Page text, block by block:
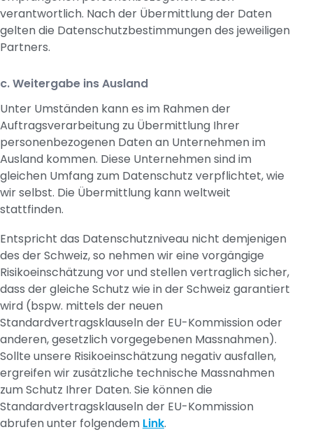
verantwortlich. Nach der Übermittlung der Daten
gelten die Datenschutzbestimmungen des jeweiligen
Partners.
c. Weitergabe ins Ausland
Unter Umständen kann es im Rahmen der
Auftragsverarbeitung zu Übermittlung Ihrer
personenbezogenen Daten an Unternehmen im
Ausland kommen. Diese Unternehmen sind im
gleichen Umfang zum Datenschutz verpflichtet, wie
wir selbst. Die Übermittlung kann weltweit
stattfinden.
Entspricht das Datenschutzniveau nicht demjenigen
des der Schweiz, so nehmen wir eine vorgängige
Risikoeinschätzung vor und stellen vertraglich sicher,
dass der gleiche Schutz wie in der Schweiz garantiert
wird (bspw. mittels der neuen
Standardvertragsklauseln der EU-Kommission oder
anderen, gesetzlich vorgegebenen Massnahmen).
Sollte unsere Risikoeinschätzung negativ ausfallen,
ergreifen wir zusätzliche technische Massnahmen
zum Schutz Ihrer Daten. Sie können die
Standardvertragsklauseln der EU-Kommission
abrufen unter folgendem Link.